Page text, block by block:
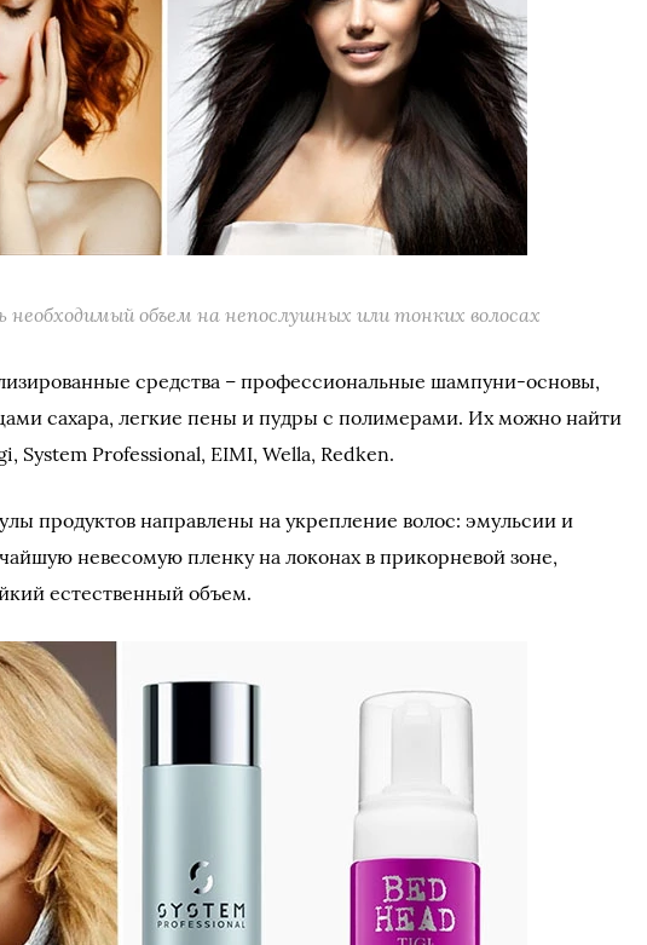
необходимый объем на непослушных или тонких волосах
средства – профессиональные шампуни-основы,
сахара, легкие пены и пудры с полимерами. Их можно найти
System Professional, EIMI, Wella, Redken.
продуктов направлены на укрепление волос: эмульсии и
невесомую пленку на локонах в прикорневой зоне,
естественный объем.